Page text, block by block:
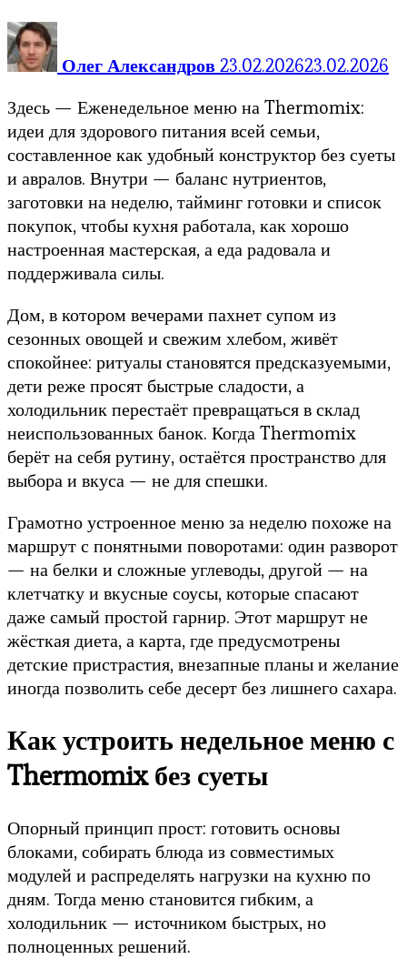
Олег Александров23.02.202623.02.2026
Здесь — Еженедельное меню на Thermomix:
идеи для здорового питания всей семьи,
составленное как удобный конструктор без суеты
и авралов. Внутри — баланс нутриентов,
заготовки на неделю, тайминг готовки и список
покупок, чтобы кухня работала, как хорошо
настроенная мастерская, а еда радовала и
поддерживала силы.
Дом, в котором вечерами пахнет супом из
сезонных овощей и свежим хлебом, живёт
спокойнее: ритуалы становятся предсказуемыми,
дети реже просят быстрые сладости, а
холодильник перестаёт превращаться в склад
неиспользованных банок. Когда Thermomix
берёт на себя рутину, остаётся пространство для
выбора и вкуса — не для спешки.
Грамотно устроенное меню за неделю похоже на
маршрут с понятными поворотами: один разворот
— на белки и сложные углеводы, другой — на
клетчатку и вкусные соусы, которые спасают
даже самый простой гарнир. Этот маршрут не
жёсткая диета, а карта, где предусмотрены
детские пристрастия, внезапные планы и желание
иногда позволить себе десерт без лишнего сахара.
Как устроить недельное меню с
Thermomix без суеты
Опорный принцип прост: готовить основы
блоками, собирать блюда из совместимых
модулей и распределять нагрузки на кухню по
дням. Тогда меню становится гибким, а
холодильник — источником быстрых, но
полноценных решений.